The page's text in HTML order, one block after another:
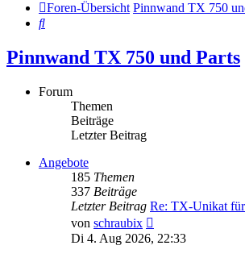
Foren-Übersicht Pinnwand TX 750
Suche
Pinnwand TX 750 und Parts
Forum
Themen
Beiträge
Letzter Beitrag
Angebote
185 Themen
337 Beiträge
Letzter Beitrag Re: TX-Unikat
von schraubix
Beitrag
Di 4. Aug 2026, 22:33